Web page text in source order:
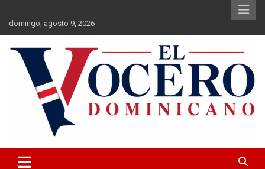
contenido
domingo, agosto 9, 2026
El Vocero Dominicano